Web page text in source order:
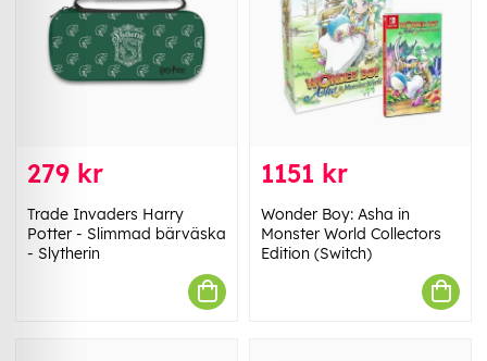
279 kr
Trade Invaders Harry
Potter - Slimmad bärväska
- Slytherin
1151 kr
Wonder Boy: Asha in
Monster World Collectors
Edition (Switch)